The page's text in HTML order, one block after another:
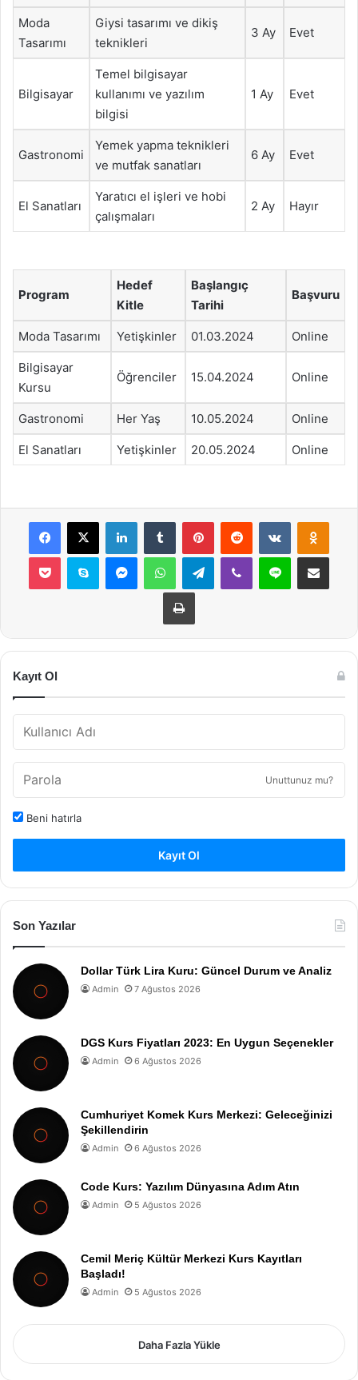
Moda
Tasarımı
Giysi tasarımı ve dikiş
teknikleri
3 Ay Evet
Bilgisayar
Temel bilgisayar
kullanımı ve yazılım
bilgisi
1 Ay Evet
Gastronomi
Yemek yapma teknikleri
ve mutfak sanatları
6 Ay Evet
El Sanatları
Yaratıcı el işleri ve hobi
çalışmaları
2 Ay Hayır
Program
Hedef
Kitle
Başlangıç
Tarihi
Başvuru
Moda Tasarımı Yetişkinler 01.03.2024 Online
Bilgisayar
Kursu
Öğrenciler 15.04.2024 Online
Gastronomi Her Yaş 10.05.2024 Online
El Sanatları Yetişkinler 20.05.2024 Online
Facebook
X LinkedInTumblr PinterestReddit VKontakte
Pocket Skype MessengerWhatsAppTelegramViber Line E-Posta ile
Yazdır
Kayıt Ol
Unuttunuz mu?
Beni hatırla
Kayıt Ol
Son Yazılar
Dollar Türk Lira Kuru: Güncel Durum ve Analiz
Admin 7 Ağustos 2026
DGS Kurs Fiyatları 2023: En Uygun Seçenekler
Admin 6 Ağustos 2026
Cumhuriyet Komek Kurs Merkezi: Geleceğinizi
Şekillendirin
Admin 6 Ağustos 2026
Code Kurs: Yazılım Dünyasına Adım Atın
Admin 5 Ağustos 2026
Cemil Meriç Kültür Merkezi Kurs Kayıtları
Başladı!
Admin 5 Ağustos 2026
Daha Fazla Yükle